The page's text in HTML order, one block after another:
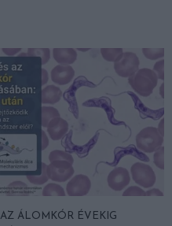
AZ ÁLOMKÓR ÉVEKIG